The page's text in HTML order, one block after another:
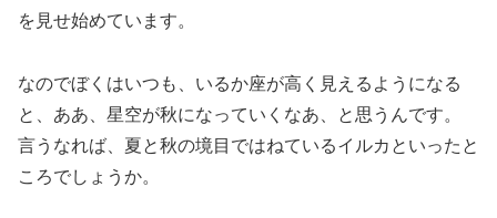
を見せ始めています。
なのでぼくはいつも、いるか座が高く見えるようになる
と、ああ、星空が秋になっていくなあ、と思うんです。
言うなれば、夏と秋の境目ではねているイルカといったと
ころでしょうか。